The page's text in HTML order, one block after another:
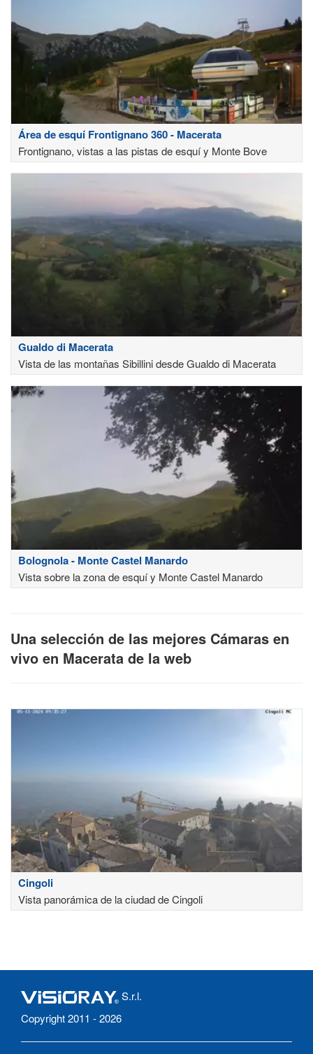
Área de esquí Frontignano 360 - Macerata
Frontignano, vistas a las pistas de esquí y Monte Bove
Gualdo di Macerata
Vista de las montañas Sibillini desde Gualdo di Macerata
Bolognola - Monte Castel Manardo
Vista sobre la zona de esquí y Monte Castel Manardo
Una selección de las mejores Cámaras en
vivo en Macerata de la web
Cingoli
Vista panorámica de la ciudad de Cingoli
S.r.l.
Copyright 2011 - 2026